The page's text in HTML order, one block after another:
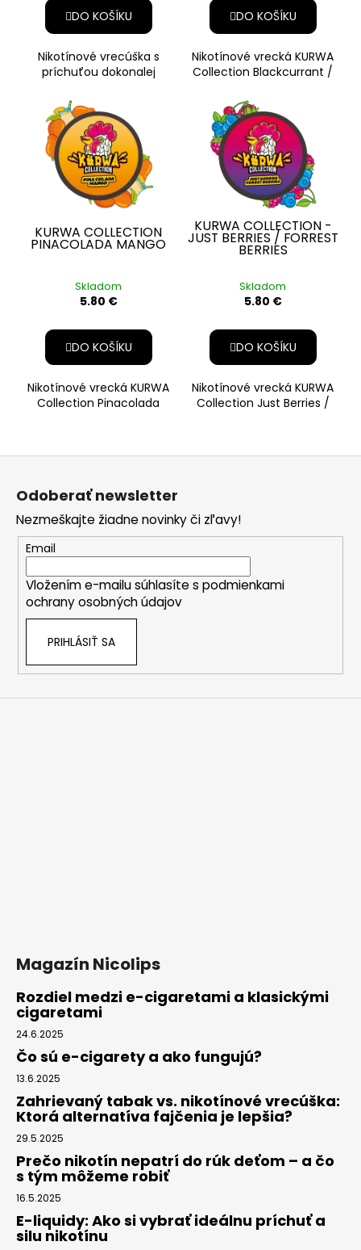
DO KOŠÍKU
Nikotínové vrecúška s
príchuťou dokonalej
jahody a so stredným
obsahom niko
DO KOŠÍKU
Nikotínové vrecká KURWA
Collection Blackcurrant /
kombináciu šťavnatých,
ovocnýc
KURWA COLLECTION
PINACOLADA MANGO
Skladom
5.80 €
DO KOŠÍKU
Nikotínové vrecká KURWA
Collection Pinacolada
KURWA COLLECTION -
JUST BERRIES / FORREST
BERRIES
Skladom
5.80 €
DO KOŠÍKU
Nikotínové vrecká KURWA
Collection Just Berries /
Z
Odoberať newsletter
Nezmeškajte žiadne novinky či zľavy!
Email
Vložením e-mailu súhlasíte s podmienkami
ochrany osobných údajov
PRIHLÁSIŤ SA
Magazín Nicolips
Rozdiel medzi e-cigaretami a klasickými
cigaretami
24.6.2025
Čo sú e-cigarety a ako fungujú?
13.6.2025
Zahrievaný tabak vs. nikotínové vrecúška:
Ktorá alternatíva fajčenia je lepšia?
29.5.2025
Prečo nikotín nepatrí do rúk deťom – a čo
s tým môžeme robiť
16.5.2025
E-liquidy: Ako si vybrať ideálnu príchuť a
silu nikotínu